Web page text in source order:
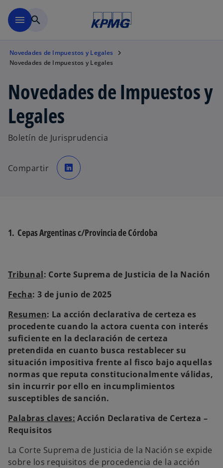
menu search
Novedades de Impuestos y Legales
Novedades de Impuestos y Legales
Novedades de Impuestos y
Legales
Boletín de Jurisprudencia
Compartir e
a
e
s
u
e
a
1. Cepas Argentinas c/Provincia de Córdoba
Tribunal: Corte Suprema de Justicia de la Nación
Fecha: 3 de junio de 2025
Resumen: La acción declarativa de certeza es
procedente cuando la actora cuenta con interés
suficiente en la declaración de certeza
pretendida en cuanto busca restablecer su
situación impositiva frente al fisco bajo aquellas
normas que reputa constitucionalmente válidas,
sin incurrir por ello en incumplimientos
susceptibles de sanción.
Palabras claves: Acción Declarativa de Certeza –
Requisitos
La Corte Suprema de Justicia de la Nación se expide
sobre los requisitos de procedencia de la acción